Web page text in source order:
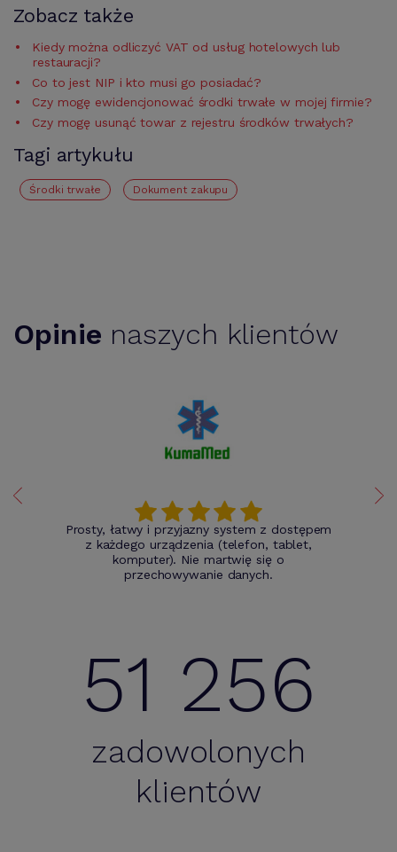
Zobacz także
Kiedy można odliczyć VAT od usług hotelowych lub
restauracji?
Co to jest NIP i kto musi go posiadać?
Czy mogę ewidencjonować środki trwałe w mojej firmie?
Czy mogę usunąć towar z rejestru środków trwałych?
Tagi artykułu
Środki trwałe Dokument zakupu
Opinie naszych klientów
Prosty, łatwy i przyjazny system z dostępem
z każdego urządzenia (telefon, tablet,
komputer). Nie martwię się o
przechowywanie danych.
51 256
zadowolonych
klientów